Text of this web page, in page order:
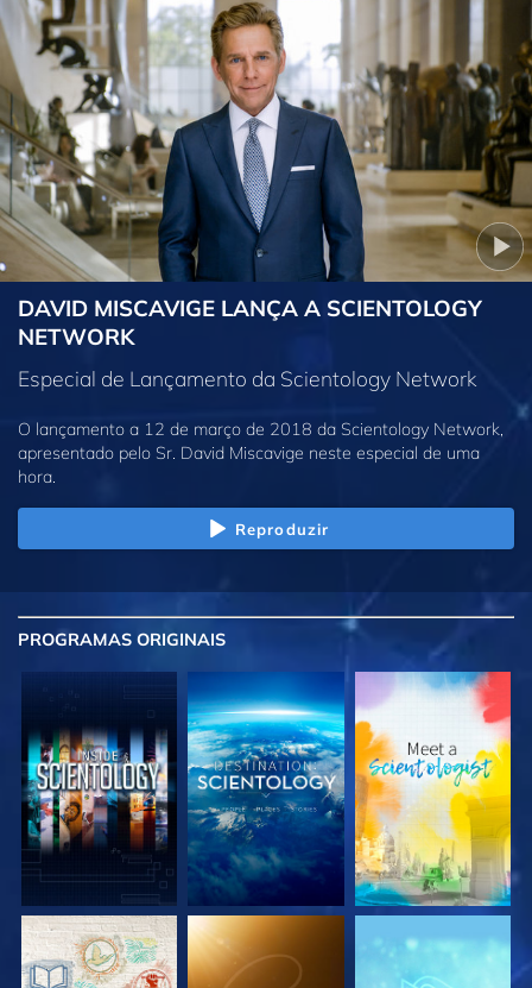
DAVID MISCAVIGE LANÇA A SCIENTOLOGY
NETWORK
Especial de Lançamento da Scientology Network
O lançamento a 12 de março de 2018 da Scientology Network,
apresentado pelo Sr. David Miscavige neste especial de uma
hora.
Reproduzir
PROGRAMAS ORIGINAIS